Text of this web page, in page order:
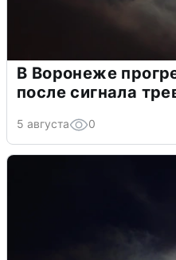
В Воронеже
после сигнала
5 августа 0